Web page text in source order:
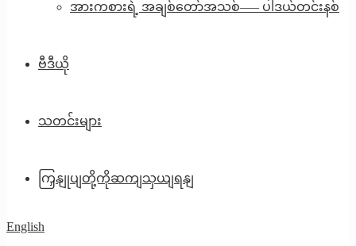
အားကစားရဲ့ အချစ်တော်အသစ်—– ပါဒယ်တင်းနစ်
ဗီဒီယို
သတင်းများ
ကြှနျုပျတို့ကိုဆကျသှယျရနျ
English